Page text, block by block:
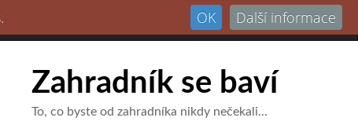
Přihlásit
Zahradník se baví
To, co byste od zahradníka nikdy nečekali...
OK Další informace